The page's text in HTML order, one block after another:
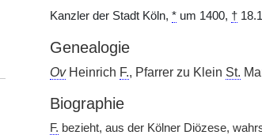
Kanzler der Stadt Köln, *um 1400, †
Genealogie
OvHeinrich F., Pfarrer zu Klein St.
Biographie
F. bezieht, aus der Kölner Diözese,